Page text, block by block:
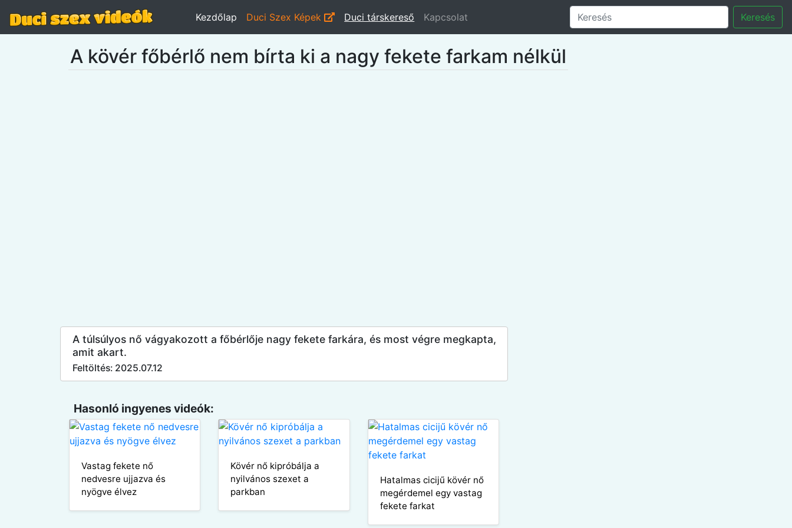
Kezdőlap Duci Szex Képek Duci társkereső Kapcsolat Keresés
A kövér főbérlő nem bírta ki a nagy fekete farkam nélkül
A túlsúlyos nő vágyakozott a főbérlője nagy fekete farkára, és most végre megkapta,
amit akart.
Feltöltés: 2025.07.12
Hasonló ingyenes videók:
Vastag fekete nő
nedvesre ujjazva és
nyögve élvez
Kövér nő kipróbálja a
nyilvános szexet a
parkban
Hatalmas cicijű kövér nő
megérdemel egy vastag
fekete farkat